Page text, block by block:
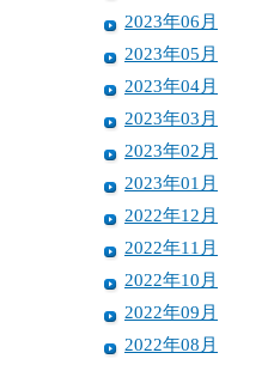
2023年06月
2023年05月
2023年04月
2023年03月
2023年02月
2023年01月
2022年12月
2022年11月
2022年10月
2022年09月
2022年08月